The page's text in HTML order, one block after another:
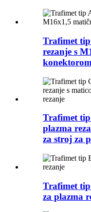
Trafimet
rezanje s
konektorom
Trafimet
plazma
za stroj za
Trafimet
za plazma